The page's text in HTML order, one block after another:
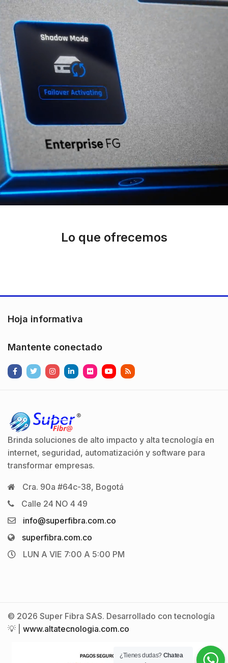
Lo que ofrecemos
Hoja informativa
Mantente conectado
Brinda soluciones de alto impacto y alta tecnología en
internet, seguridad, automatización y software para
transformar empresas.
Cra. 90a #64c-38, Bogotá
Calle 24 NO 4 49
info@superfibra.com.co
superfibra.com.co
LUN A VIE 7:00 A 5:00 PM
© 2026 Super Fibra SAS. Desarrollado con tecnología
💡 | www.altatecnologia.com.co
¿Tienes dudas? Chatea